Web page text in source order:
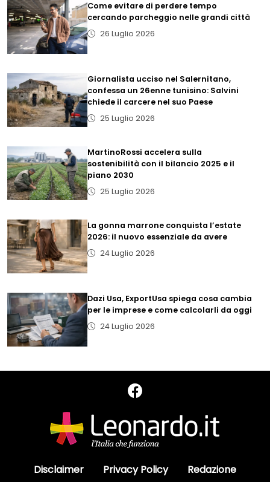
Come evitare di perdere tempo
cercando parcheggio nelle grandi città
26 Luglio 2026
Giornalista ucciso nel Salernitano,
confessa un 26enne tunisino: Salvini
chiede il carcere nel suo Paese
25 Luglio 2026
MartinoRossi accelera sulla
sostenibilità con il bilancio 2025 e il
piano 2030
25 Luglio 2026
La gonna marrone conquista l’estate
2026: il nuovo essenziale da avere
24 Luglio 2026
Dazi Usa, ExportUsa spiega cosa cambia
per le imprese e come calcolarli da oggi
24 Luglio 2026
Disclaimer Privacy Policy Redazione